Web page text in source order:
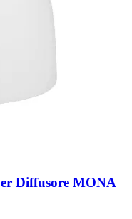
Diffusore MONA